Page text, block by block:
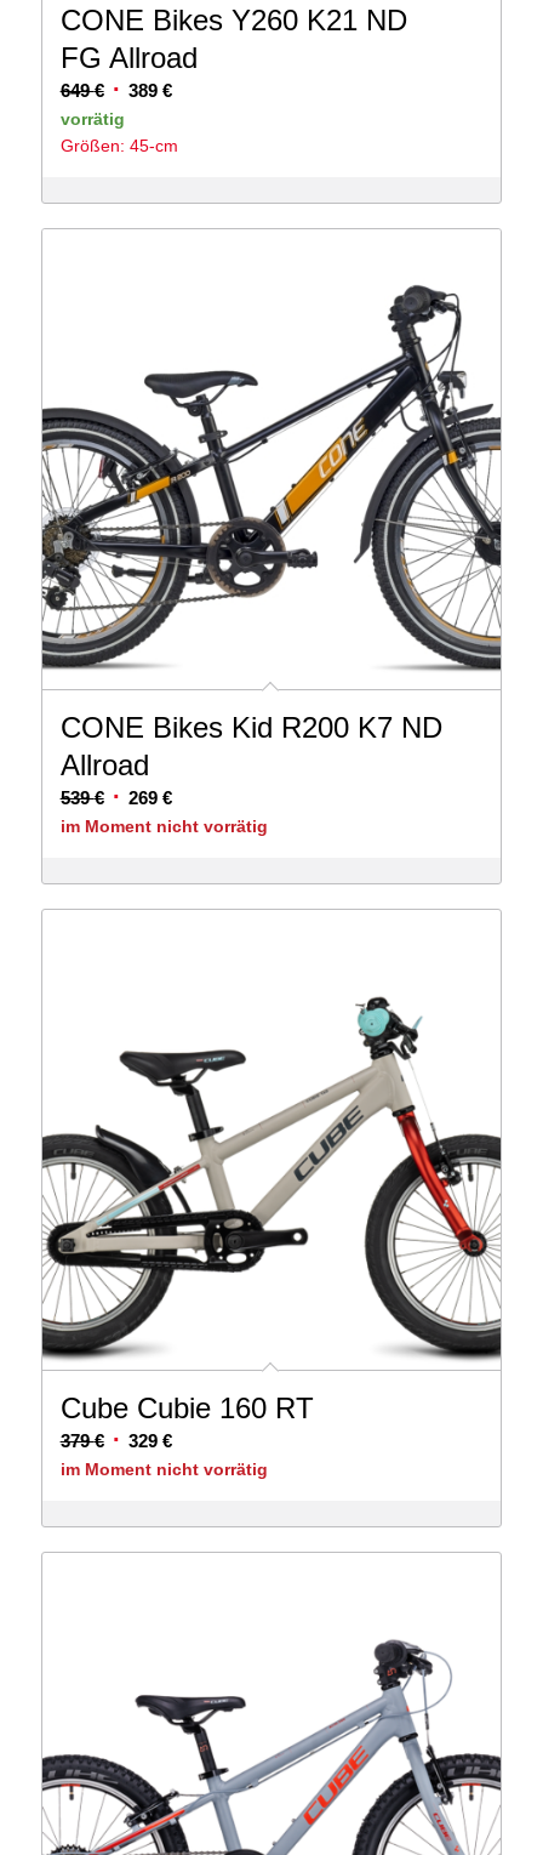
CONE Bikes Y260 K21 ND
FG Allroad
649€ Ursprünglicher
Preis
war:
389 €Aktueller
ist:
vorrätig
Größen: 45-cm
CONE Bikes Kid R200 K7 ND
Allroad
539€ Ursprünglicher
Preis
539 €
269 €Aktueller
Preis
269 €.
im Moment nicht vorrätig
Cube Cubie 160 RT
379€ Ursprünglicher
Preis
379 €
329 €Aktueller
Preis
329 €.
im Moment nicht vorrätig